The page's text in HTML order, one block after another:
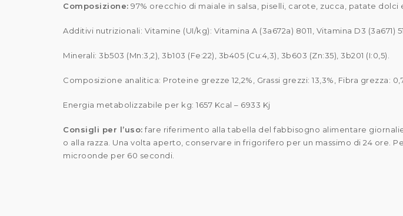
Composizione: 97% orecchio di maiale in salsa, piselli, carote, zucca, patate dolci
Additivi nutrizionali: Vitamine (UI/kg): Vitamina A (3a672a) 8011, Vitamina D3 (3a671)
Minerali: 3b503 (Mn:3,2), 3b103 (Fe:22), 3b405 (Cu:4,3), 3b603 (Zn:35), 3b201 (I:0,5).
Composizione analitica: Proteine grezze 12,2%, Grassi grezzi: 13,3%, Fibra grezza:
Energia metabolizzabile per kg: 1657 Kcal – 6933 Kj
Consigli per l’uso: fare riferimento alla tabella del fabbisogno alimentare
o alla razza. Una volta aperto, conservare in frigorifero per un massimo di 24 ore.
microonde per 60 secondi.